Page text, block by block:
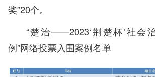
奖”20个。
“楚治——2023‘荆楚杯’社会
例”网络投票入围案例名单